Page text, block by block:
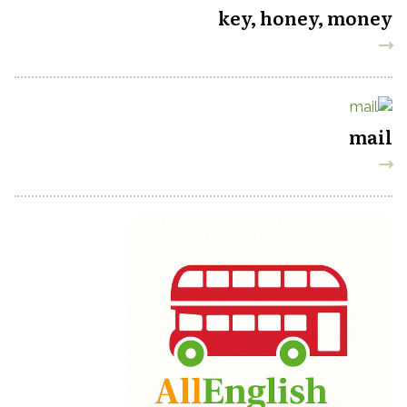
key, honey, money
mail